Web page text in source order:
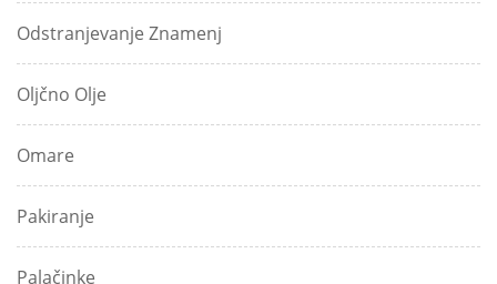
Odstranjevanje Znamenj
Oljčno Olje
Omare
Pakiranje
Palačinke